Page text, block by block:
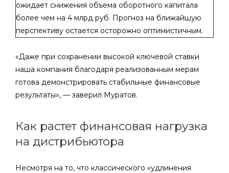
ожидает снижения объема оборотного капитала
более чем на 4 млрд руб. Прогноз на ближайшую
перспективу остается осторожно оптимистичным.
«Даже при сохранении высокой ключевой ставки
наша компания благодаря реализованным мерам
готова демонстрировать стабильные финансовые
результаты», — заверил Муратов.
Как растет финансовая нагрузка
на дистрибьютора
Несмотря на то, что классического «удлинения